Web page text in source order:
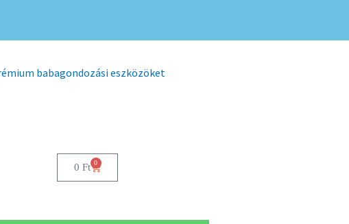
babagondozási eszközöket
0 Ft 0